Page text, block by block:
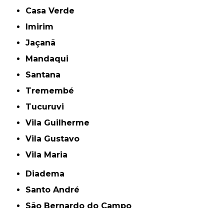
Casa Verde
Imirim
Jaçanã
Mandaqui
Santana
Tremembé
Tucuruvi
Vila Guilherme
Vila Gustavo
Vila Maria
Diadema
Santo André
São Bernardo do Campo